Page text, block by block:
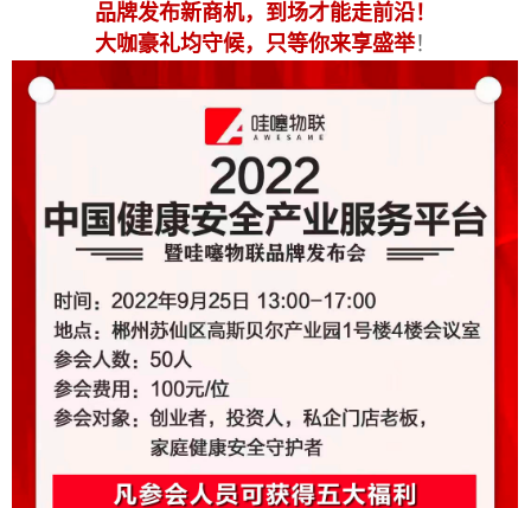
品牌发布新商机，到场才能走前沿！
大咖豪礼均守候，只等你来享盛举！